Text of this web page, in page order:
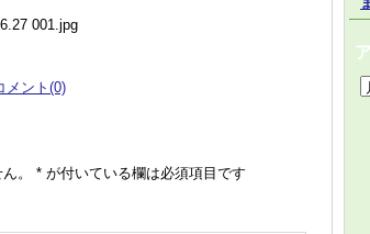
メント(0)
。 * が付いている欄は必須項目です